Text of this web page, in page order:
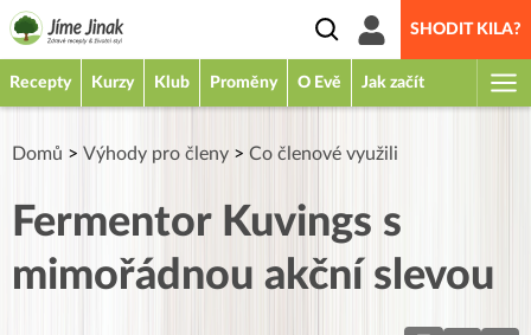
SHODIT KILA?
Recepty Kurzy Klub Proměny O Evě Jak začít
Domů > Výhody pro členy > Co členové využili
Fermentor Kuvings s
mimořádnou akční slevou